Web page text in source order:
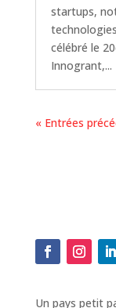
startups,
célébré le
Innogrant,...
« Entrées
Un pays petit